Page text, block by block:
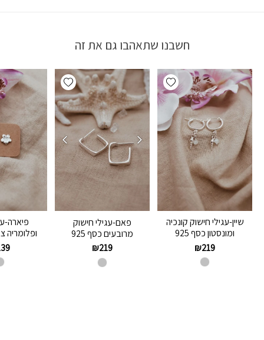
חשבנו שתאהבו גם את זה
Add wishlist
שיין-עגילי חישוק קונכיה
ומונסטון כסף 925
₪219
Add wishlist
פאם-עגילי חישוק
מרובעים כסף 925
₪219
פיארה-
ופלומריה